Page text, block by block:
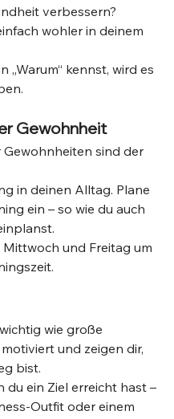
verbessern?
wohler in deinem
kennst, wird es
Gewohnheit
sind der
in deinen Alltag. Plane
ein – so wie du auch
und Freitag um
wie große
und zeigen dir,
bist.
du ein Ziel erreicht hast –
Outfit oder einem